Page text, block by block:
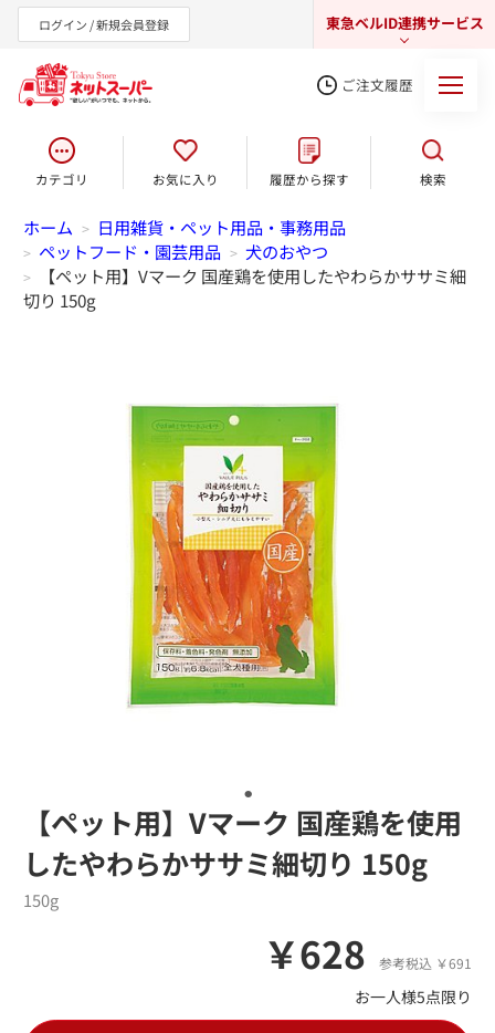
ログイン / 新規会員登録 東急ベルID連携サービス
東急オンラインショップ
ご注文履歴
カテゴリ お気に入り 履歴から探す 検索
ホーム > 日用雑貨・ペット用品・事務用品
> ペットフード・園芸用品 > 犬のおやつ
>
【ペット用】Vマーク 国産鶏を使用したやわらかササミ細
切り 150g
【ペット用】Vマーク 国産鶏を使用
したやわらかササミ細切り 150g
￥628 参考税込 ￥691
お一人様5点限り
150g